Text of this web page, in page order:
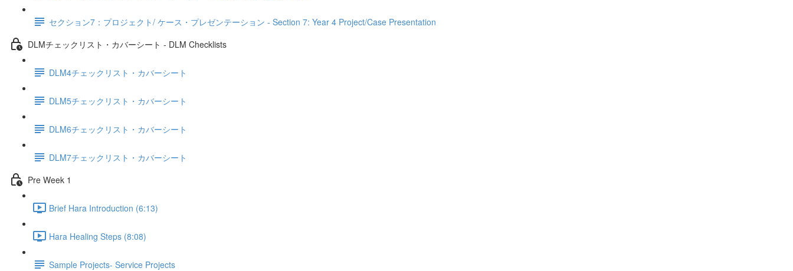
セクション7：プロジェクト/ ケース・プレゼンテーション - Section 7: Year 4 Project/Case Presentation
DLMチェックリスト・カバーシート - DLM Checklists
DLM4チェックリスト・カバーシート
DLM5チェックリスト・カバーシート
DLM6チェックリスト・カバーシート
DLM7チェックリスト・カバーシート
Pre Week 1
Brief Hara Introduction (6:13)
Hara Healing Steps (8:08)
Sample Projects- Service Projects